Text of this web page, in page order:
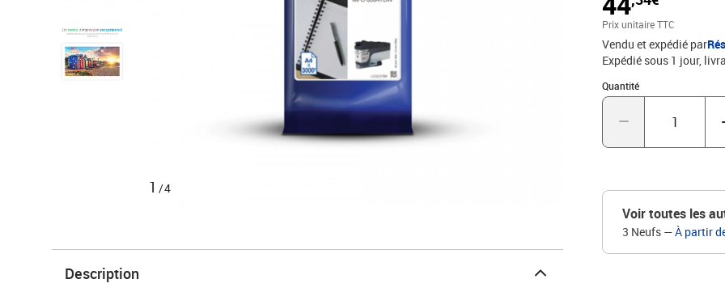
1 /4
Prix unitaire TTC
Vendu et expédié par
Expédié sous 1 jour
Quantité
Quantité : 1
Voir toutes les
3 Neufs —À partir
Description